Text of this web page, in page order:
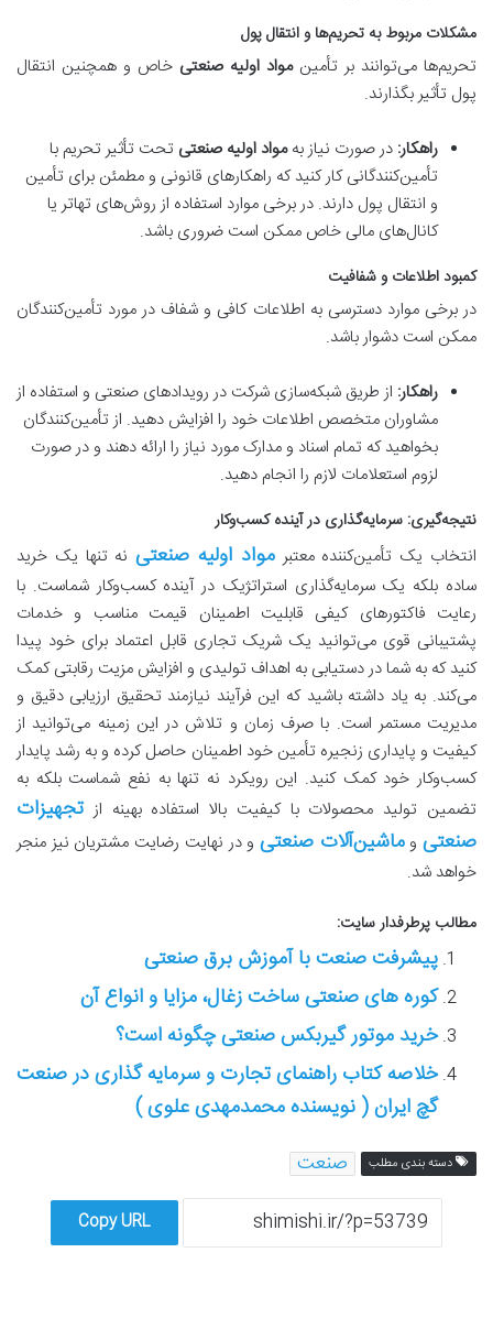
مشکلات مربوط به تحریم‌ها و انتقال پول
تحریم‌ها می‌توانند بر تأمینمواد اولیه صنعتی خاص و همچنین انتقال
پول تأثیر بگذارند.
راهکار: در صورت نیاز بهمواد اولیه صنعتی تحت تأثیر تحریم با
تأمین‌کنندگانی کار کنید که راهکارهای قانونی و مطمئن برای تأمین
و انتقال پول دارند. در برخی موارد استفاده از روش‌های تهاتر یا
کانال‌های مالی خاص ممکن است ضروری باشد.
کمبود اطلاعات و شفافیت
در برخی موارد دسترسی به اطلاعات کافی و شفاف در مورد تأمین‌کنندگان
ممکن است دشوار باشد.
راهکار: از طریق شبکه‌سازی شرکت در رویدادهای صنعتی و استفاده از
مشاوران متخصص اطلاعات خود را افزایش دهید. از تأمین‌کنندگان
بخواهید که تمام اسناد و مدارک مورد نیاز را ارائه دهند و در صورت
لزوم استعلامات لازم را انجام دهید.
نتیجه‌گیری: سرمایه‌گذاری در آینده کسب‌وکار
انتخاب یک تأمین‌کننده معتبرمواد اولیه صنعتینه تنها یک خرید
ساده بلکه یک سرمایه‌گذاری استراتژیک در آینده کسب‌وکار شماست. با
رعایت فاکتورهای کیفی قابلیت اطمینان قیمت مناسب و خدمات
پشتیبانی قوی می‌توانید یک شریک تجاری قابل اعتماد برای خود پیدا
کنید که به شما در دستیابی به اهداف تولیدی و افزایش مزیت رقابتی کمک
می‌کند. به یاد داشته باشید که این فرآیند نیازمند تحقیق ارزیابی دقیق و
مدیریت مستمر است. با صرف زمان و تلاش در این زمینه می‌توانید از
کیفیت و پایداری زنجیره تأمین خود اطمینان حاصل کرده و به رشد پایدار
کسب‌وکار خود کمک کنید. این رویکرد نه تنها به نفع شماست بلکه به
تضمین تولید محصولات با کیفیت بالا استفاده بهینه ازتجهیزات
صنعتیوماشین‌آلات صنعتی و در نهایت رضایت مشتریان نیز منجر
خواهد شد.
مطالب پرطرفدار سایت:
پیشرفت صنعت با آموزش برق صنعتی
کوره های صنعتی ساخت زغال، مزایا و انواع آن
خرید موتور گیربکس صنعتی چگونه است؟
خلاصه کتاب راهنمای تجارت و سرمایه گذاری در صنعت
گچ ایران ( نویسنده محمدمهدی علوی )
دسته بندی مطلب صنعت
Copy URL